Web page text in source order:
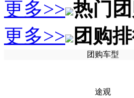
更多>> 热门
更多>> 团购
团购车型
途观